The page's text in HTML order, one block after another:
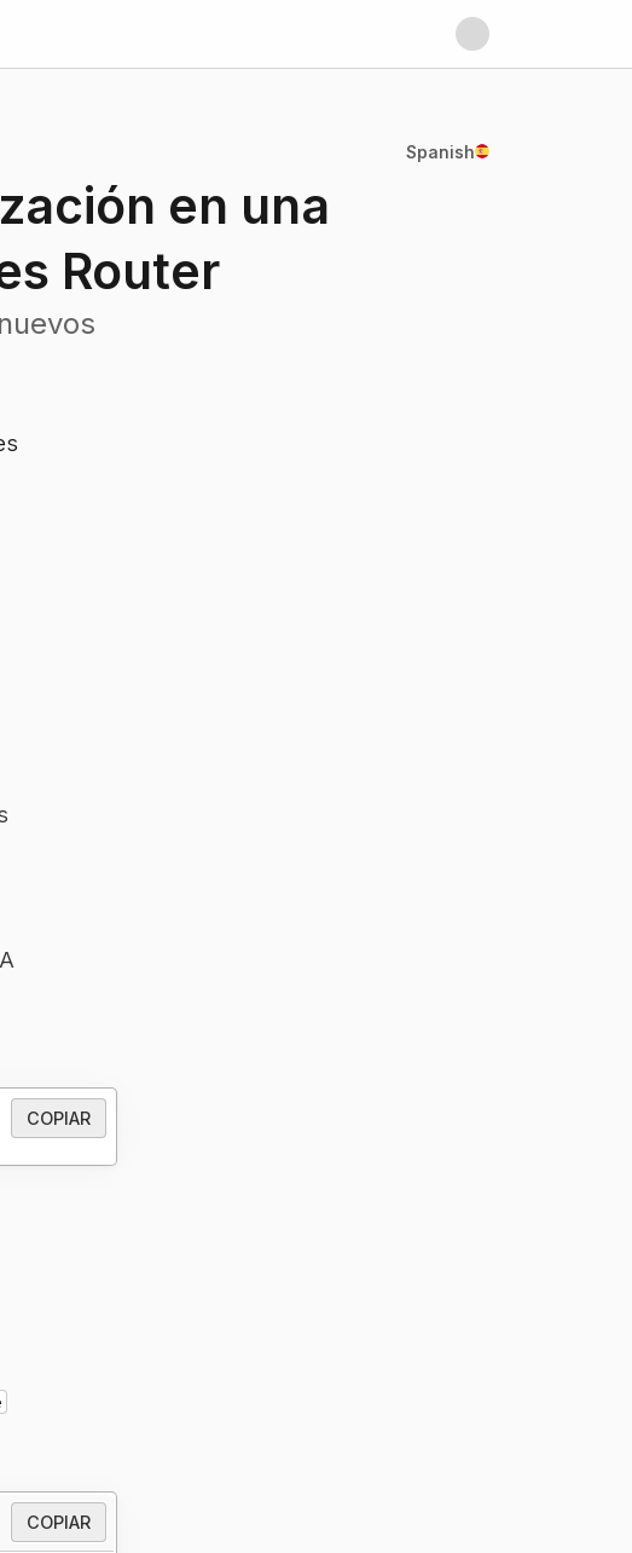
Spanish
en una
Router
COPIAR
COPIAR